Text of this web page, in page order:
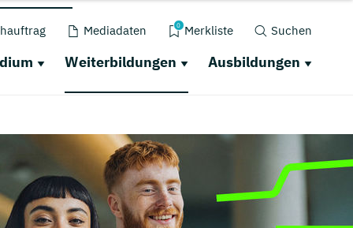
Mediadaten 0 Merkliste Suchen
Weiterbildungen Ausbildungen